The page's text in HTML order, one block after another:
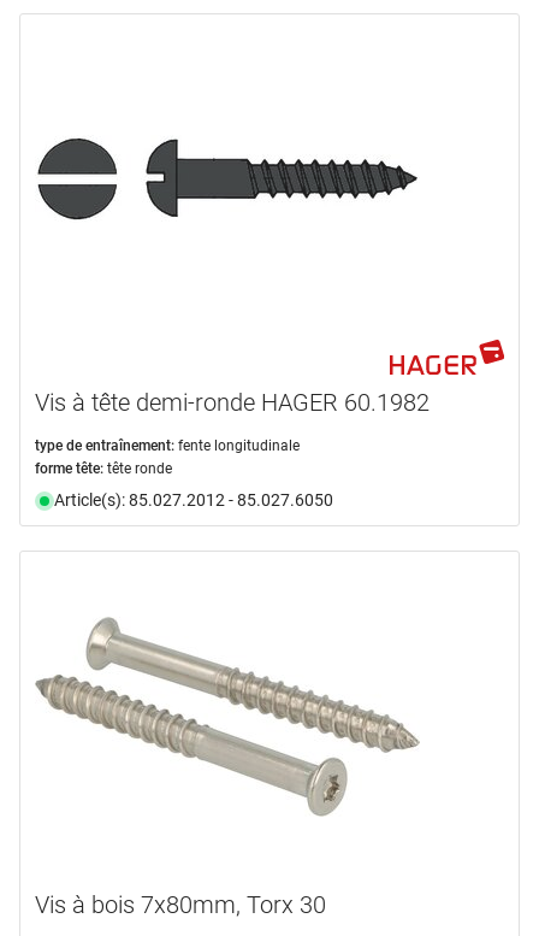
Vis à tête demi-ronde HAGER 60.1982
type de entraînement: fente longitudinale
forme tête: tête ronde
Article(s): 85.027.2012 - 85.027.6050
Vis à bois 7x80mm, Torx 30